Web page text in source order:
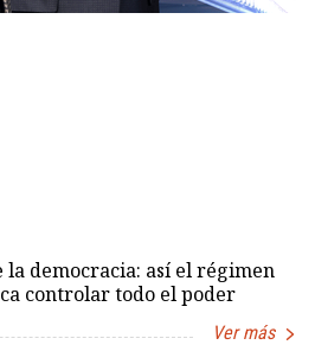
la democracia: así el régimen
controlar todo el poder
Ver más